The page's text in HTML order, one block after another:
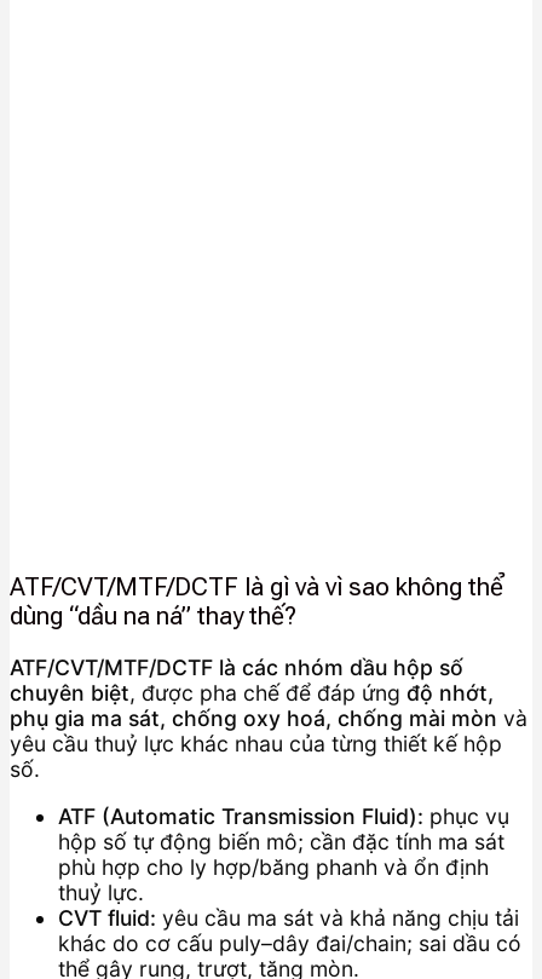
ATF/CVT/MTF/DCTF là gì và vì sao không thể
dùng “dầu na ná” thay thế?
ATF/CVT/MTF/DCTF là các nhóm dầu hộp số
chuyên biệt, được pha chế để đáp ứng độ nhớt,
phụ gia ma sát, chống oxy hoá, chống mài mòn và
yêu cầu thuỷ lực khác nhau của từng thiết kế hộp
số.
ATF (Automatic Transmission Fluid): phục vụ
hộp số tự động biến mô; cần đặc tính ma sát
phù hợp cho ly hợp/băng phanh và ổn định
thuỷ lực.
CVT fluid: yêu cầu ma sát và khả năng chịu tải
khác do cơ cấu puly–dây đai/chain; sai dầu có
thể gây rung, trượt, tăng mòn.